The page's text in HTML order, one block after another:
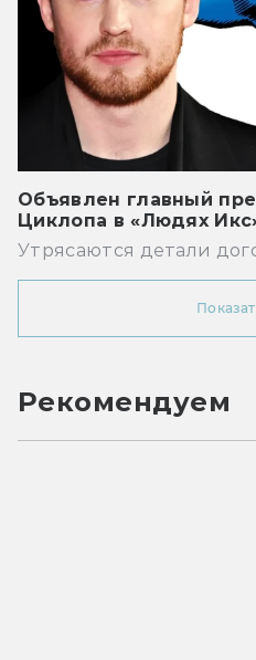
Объявлен главный
Циклопа в «Людях
Утрясаются детали
Рекомендуем